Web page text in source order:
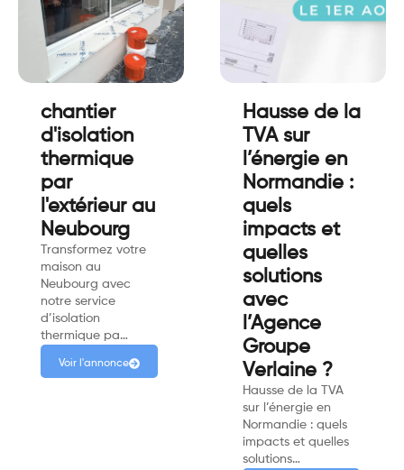
chantier
d'isolation
thermique
par
l'extérieur au
Neubourg
Transformez votre
maison au
Neubourg avec
notre service
d’isolation
thermique pa…
Voir l'annonce
Hausse de la
TVA sur
l’énergie en
Normandie :
quels
impacts et
quelles
solutions
avec
l’Agence
Groupe
Verlaine ?
Hausse de la TVA
sur l’énergie en
Normandie : quels
impacts et quelles
solutions…